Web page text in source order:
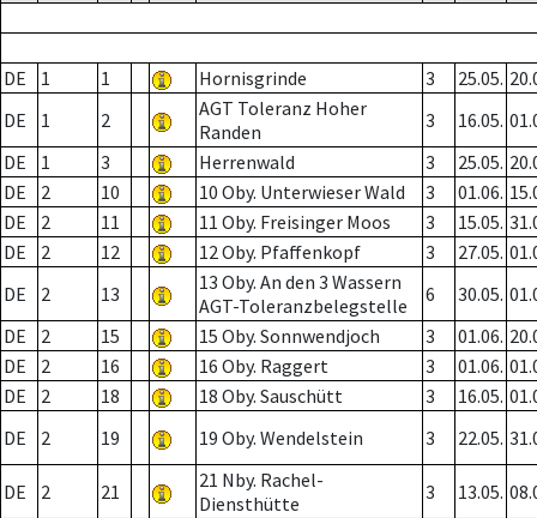
DE 1 1 Hornisgrinde 3 25.05.
DE
1 2
AGT Toleranz Hoher
Randen
3 16.05.
DE
1 3 Herrenwald 3 25.05.
DE
2 10 10 Oby. Unterwieser Wald 3 01.06.
DE
2 11 11 Oby. Freisinger Moos 3 15.05.
DE
2 12 12 Oby. Pfaffenkopf 3 27.05.
DE
2 13
13 Oby. An den 3 Wassern
AGT-Toleranzbelegstelle
6 30.05.
DE
2 15 15 Oby. Sonnwendjoch 3 01.06.
DE
2 16 16 Oby. Raggert 3 01.06.
DE
2 18 18 Oby. Sauschütt 3 16.05.
DE
2 19 19 Oby. Wendelstein 3 22.05.
DE 2 21
21 Nby. Rachel-
Diensthütte
3 13.05.